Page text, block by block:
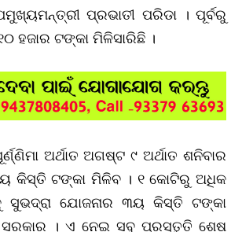
ପ୍ରଭାତୀ ପରିଡା । ପୂର୍ବରୁ
ହଜାର ଟଙ୍କା ମିଳିସାରିଛି ।
ଅର୍ଥାତ ଅଗଷ୍ଟ ୯ ଅର୍ଥାତ ଶନିବାର
କିସ୍ତି ଟଙ୍କା ମିଳିବ । ୧ କୋଟିରୁ ଅଧିକ
ସୁଭଦ୍ରା ଯୋଜନାର ୩ୟ କିସ୍ତି ଟଙ୍କା
ସରକାର । ଏ ନେଇ ସବୁ ପ୍ରସ୍ତୁତି ଶେଷ